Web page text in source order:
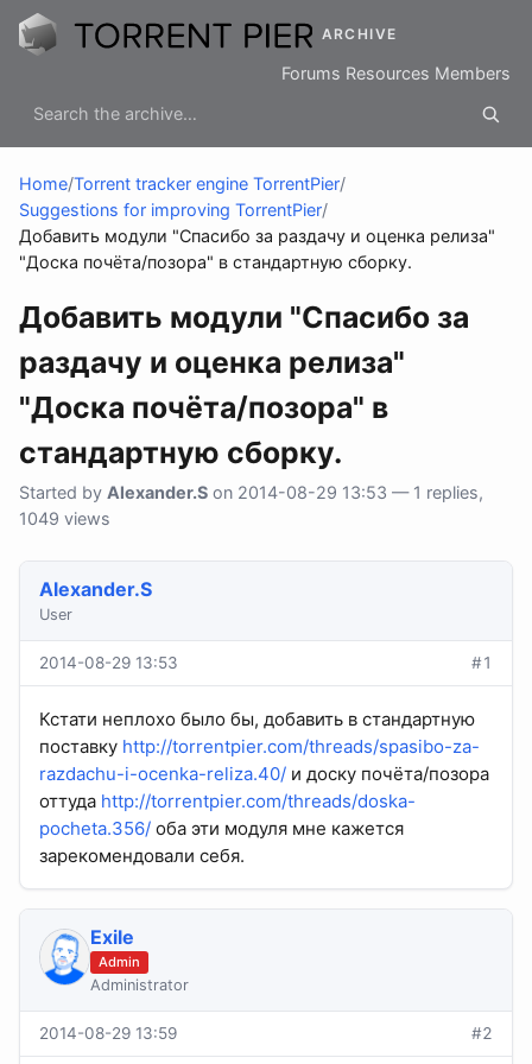
ARCHIVE
Forums Resources Members
Home/Torrent tracker engine TorrentPier/
Suggestions for improving TorrentPier/
Добавить модули "Cпасибо за раздачу и оценка релиза"
"Доска почёта/позора" в стандартную сборку.
Добавить модули "Cпасибо за
раздачу и оценка релиза"
"Доска почёта/позора" в
стандартную сборку.
Started by Alexander.S on 2014-08-29 13:53 — 1 replies,
1049 views
Alexander.S
User
2014-08-29 13:53 #1
Кстати неплохо было бы, добавить в стандартную
поставку http://torrentpier.com/threads/spasibo-za-
razdachu-i-ocenka-reliza.40/ и доску почёта/позора
оттуда http://torrentpier.com/threads/doska-
pocheta.356/ оба эти модуля мне кажется
зарекомендовали себя.
Exile
Admin
Administrator
2014-08-29 13:59 #2